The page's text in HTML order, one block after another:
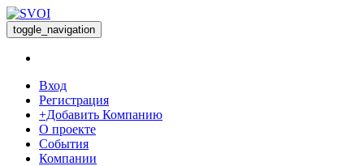
toggle_navigation
Вход
Регистрация
+Добавить Компанию
О проекте
События
Компании